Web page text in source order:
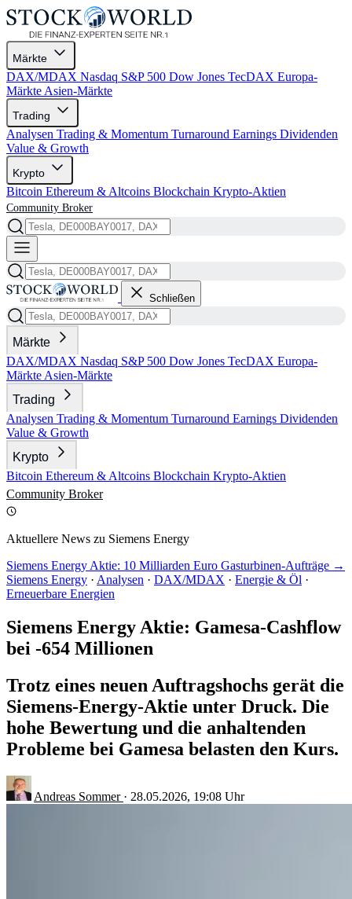
Märkte
DAX/MDAX Nasdaq S&P 500 Dow Jones TecDAX Europa-
Märkte Asien-Märkte
Trading
Analysen Trading & Momentum Turnaround Earnings Dividenden
Value & Growth
Krypto
Bitcoin Ethereum & Altcoins Blockchain Krypto-Aktien
Community Broker
Schließen
Märkte
DAX/MDAX Nasdaq S&P 500 Dow Jones TecDAX Europa-
Märkte Asien-Märkte
Trading
Analysen Trading & Momentum Turnaround Earnings Dividenden
Value & Growth
Krypto
Bitcoin Ethereum & Altcoins Blockchain Krypto-Aktien
Community Broker
Aktuellere News zu Siemens Energy
Siemens Energy Aktie: 10 Milliarden Euro Gasturbinen-Aufträge →
Siemens Energy · Analysen · DAX/MDAX · Energie & Öl ·
Erneuerbare Energien
Siemens Energy Aktie: Gamesa-Cashflow
bei -654 Millionen
Trotz eines neuen Auftragshochs gerät die
Siemens-Energy-Aktie unter Druck. Die
hohe Bewertung und die anhaltenden
Probleme bei Gamesa belasten den Kurs.
Andreas Sommer · 28.05.2026, 19:08 Uhr